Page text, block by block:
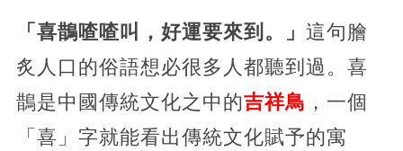
「喜鵲喳喳叫，好運要來到。」 這句膾
炙人口的俗語想必很多人都聽到過。喜
鵲是中國傳統文化之中的吉祥鳥 ，一個
「喜」字就能看出傳統文化賦予的寓